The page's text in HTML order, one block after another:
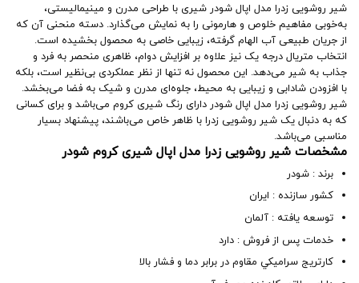
شیر روشویی زدرا مدل اپال شودر شیری با طراحی مدرن و مینیمالیستی،
به‌خوبی مفاهیم خلوص و هارمونی را به نمایش می‌گذارد. دسته منحنی آن که
از جریان طبیعی آب الهام گرفته، زیبایی خاصی به محصول بخشیده است.
انتخاب متریال درجه یک نیز علاوه بر افزایش دوام، ظاهری منحصر به فرد و
جذاب به شیر می‌دهد. این محصول نه تنها از نظر عملکردی بی‌نظیر است، بلکه
با افزودن شادابی و زیبایی به محیط، جلوه‌ای مدرن و شیک به فضا می‌بخشد.
شیر روشویی زدرا مدل اپال شودر دارای رنگ شیری کروم می‌باشد و برای کسانی
که به دنبال یک شیر روشویی زدرا با ظاهر خاص می‌باشند، پیشنهاد بسیار
مناسبی می‌باشد.
مشخصات شیر روشویی زدرا مدل اپال شیری کروم شودر
برند : شودر
کشور سازنده : ایران
توسعه یافته : آلمان
خدمات پس از فروش : دارد
کارتريج سراميکي مقاوم در برابر دما و فشار بالا